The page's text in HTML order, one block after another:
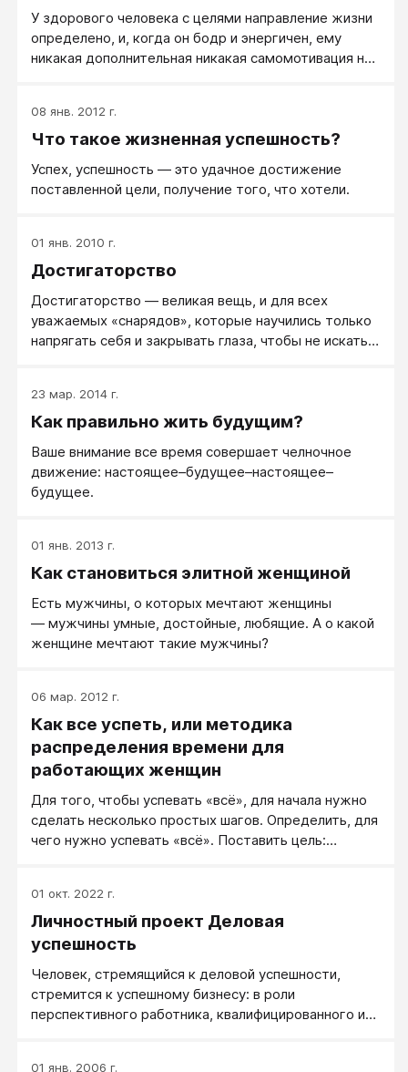
У здорового человека с целями направление жизни
определено, и, когда он бодр и энергичен, ему
никакая дополнительная никакая самомотивация не
08 янв. 2012 г.
Что такое жизненная успешность?
Успех, успешность — это удачное достижение
поставленной цели, получение того, что хотели.
01 янв. 2010 г.
Достигаторство
Достигаторство — великая вещь, и для всех
уважаемых «снарядов», которые научились только
напрягать себя и закрывать глаза, чтобы не искать
находка.
23 мар. 2014 г.
Как правильно жить будущим?
Ваше внимание все время совершает челночное
движение: настоящее–будущее–настоящее–
будущее.
01 янв. 2013 г.
Как становиться элитной женщиной
Есть мужчины, о которых мечтают женщины
— мужчины умные, достойные, любящие. А о какой
женщине мечтают такие мужчины?
06 мар. 2012 г.
Как все успеть, или методика
распределения времени для
работающих женщин
Для того, чтобы успевать «всё», для начала нужно
сделать несколько простых шагов. Определить, для
чего нужно успевать «всё». Поставить цель:
двигательную силу, которая будет Вас
подстёгивать. И не важно, из какой области цель:
семья, карьера, воспитание гения, создание
которые охватывают несколько сфер Вашей жизни.
Главное, понять ВО ИМЯ ЧЕГО Вы собираетесь
прожить жизнь или некоторый кусок жизни, если не
01 окт. 2022 г.
Личностный проект Деловая
успешность
Человек, стремящийся к деловой успешности,
стремится к успешному бизнесу: в роли
перспективного работника, квалифицированного и
01 янв. 2006 г.